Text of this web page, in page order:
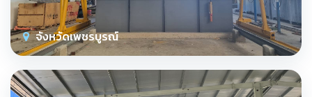
จังหวัดเพชรบูรณ์